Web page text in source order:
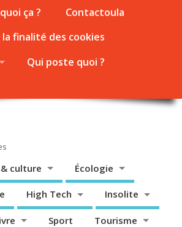
ça ?
Contactoula
finalité des cookies
Qui poste quoi ?
culture Écologie
High Tech Insolite
Sport Tourisme